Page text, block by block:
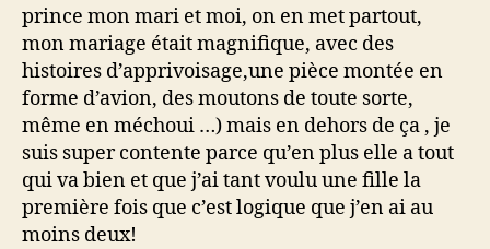
prince mon mari et moi, on en met partout,
mon mariage était magnifique, avec des
histoires d’apprivoisage,une pièce montée en
forme d’avion, des moutons de toute sorte,
même en méchoui …) mais en dehors de ça , je
suis super contente parce qu’en plus elle a tout
qui va bien et que j’ai tant voulu une fille la
première fois que c’est logique que j’en ai au
moins deux!